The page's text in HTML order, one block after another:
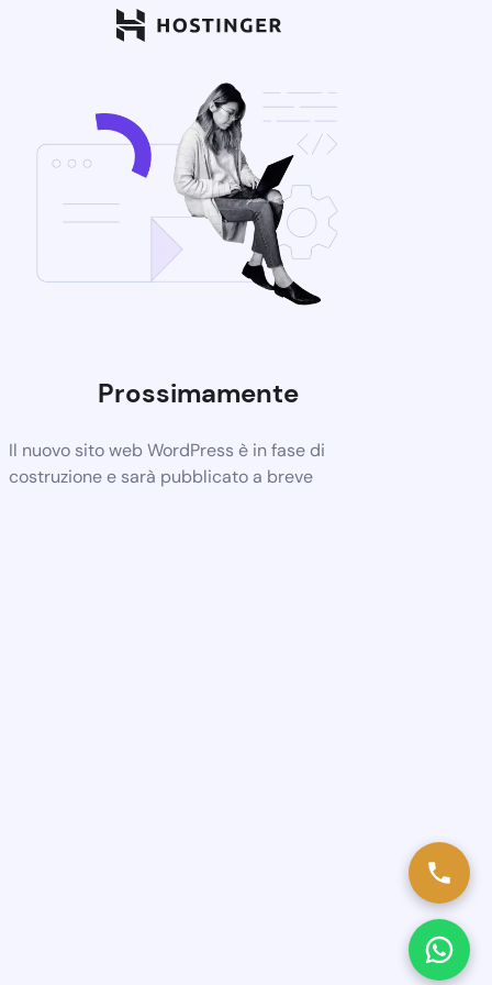
Prossimamente
Il nuovo sito web WordPress è in fase di
costruzione e sarà pubblicato a breve